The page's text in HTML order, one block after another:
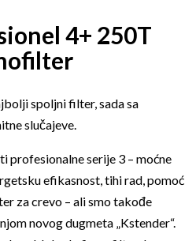
4+ 250T
spoljni filter, sada sa
slučajeve.
profesionalne serije 3 – moćne
efikasnost, tihi rad, pomoć
za crevo – ali smo takođe
novog dugmeta „Kstender“.